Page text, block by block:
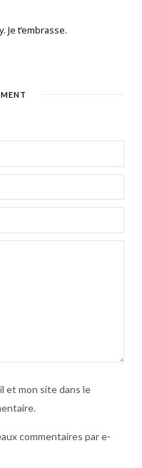
Je t’embrasse.
et mon site dans le
commentaires par e-